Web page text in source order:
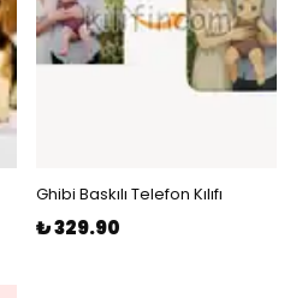
Ghibi Baskılı Telefon Kılıfı
₺ 329.90